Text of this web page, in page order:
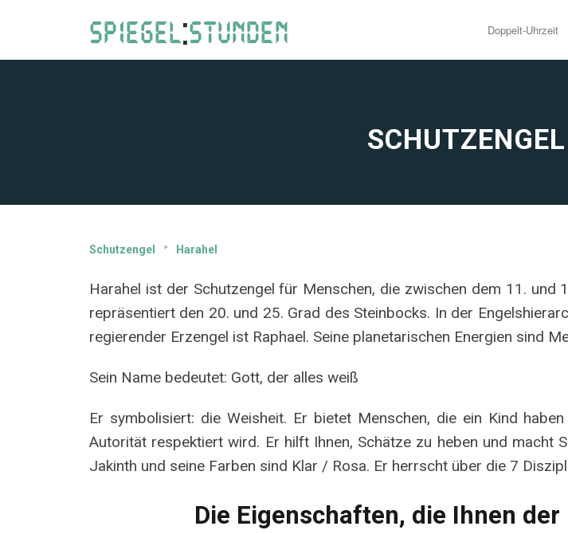
Doppelt-Uhrzeit
SCHUTZENGEL
Schutzengel Harahel
Harahel ist der Schutzengel für Menschen, die zwischen dem 11. und
repräsentiert den 20. und 25. Grad des Steinbocks. In der
regierender Erzengel ist Raphael. Seine planetarischen Energien sind
Sein Name bedeutet: Gott, der alles weiß
Er symbolisiert: die Weisheit. Er bietet Menschen, die ein Kind
Autorität respektiert wird. Er hilft Ihnen, Schätze zu heben und macht
Jakinth und seine Farben sind Klar / Rosa. Er herrscht über die 7
Die Eigenschaften, die Ihnen der